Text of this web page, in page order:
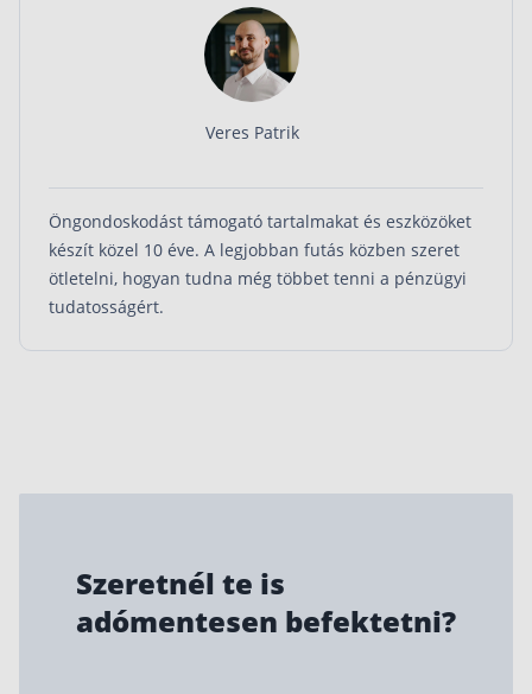
hanem betéteket köthetsz le. Jelentősége az
értékpapírszámlákhoz képest elenyésző.
Veres Patrik
Öngondoskodást támogató tartalmakat és eszközöket
készít közel 10 éve. A legjobban futás közben szeret
ötletelni, hogyan tudna még többet tenni a pénzügyi
tudatosságért.
Szeretnél te is
adómentesen befektetni?